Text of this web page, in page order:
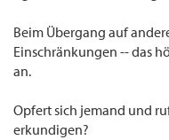
Beim Übergang auf
Einschränkungen -- das
an.
Opfert sich jemand und
erkundigen?